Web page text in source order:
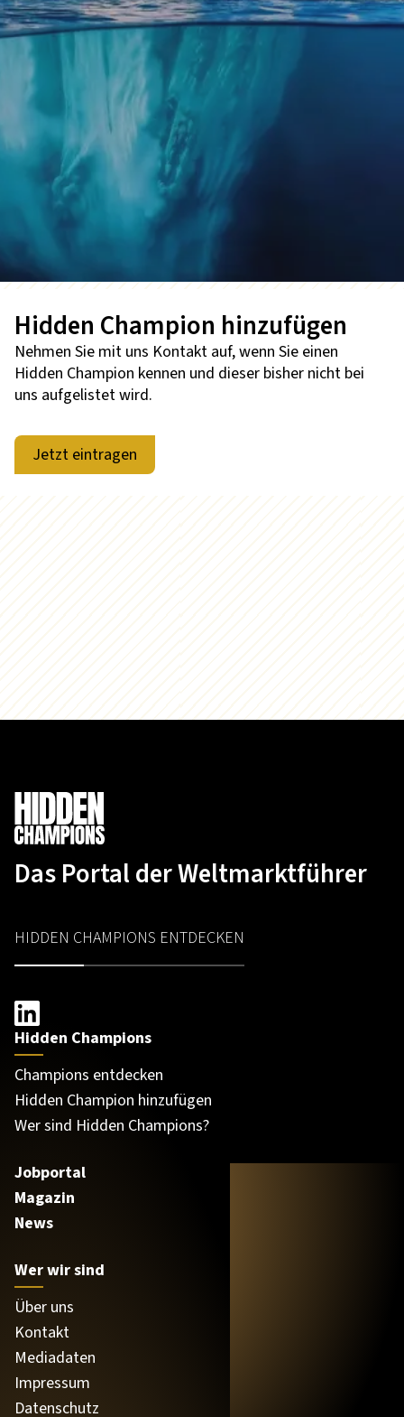
Hidden Champion hinzufügen
Nehmen Sie mit uns Kontakt auf, wenn Sie einen
Hidden Champion kennen und dieser bisher nicht bei
uns aufgelistet wird.
Jetzt eintragen
Das Portal der Weltmarktführer
HIDDEN CHAMPIONS ENTDECKEN
Hidden Champions
Champions entdecken
Hidden Champion hinzufügen
Wer sind Hidden Champions?
Jobportal
Magazin
News
Wer wir sind
Über uns
Kontakt
Mediadaten
Impressum
Datenschutz